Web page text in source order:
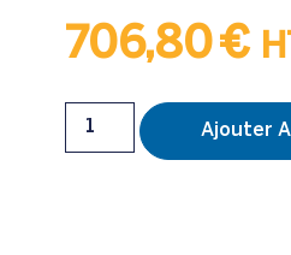
706,80€
Ajouter